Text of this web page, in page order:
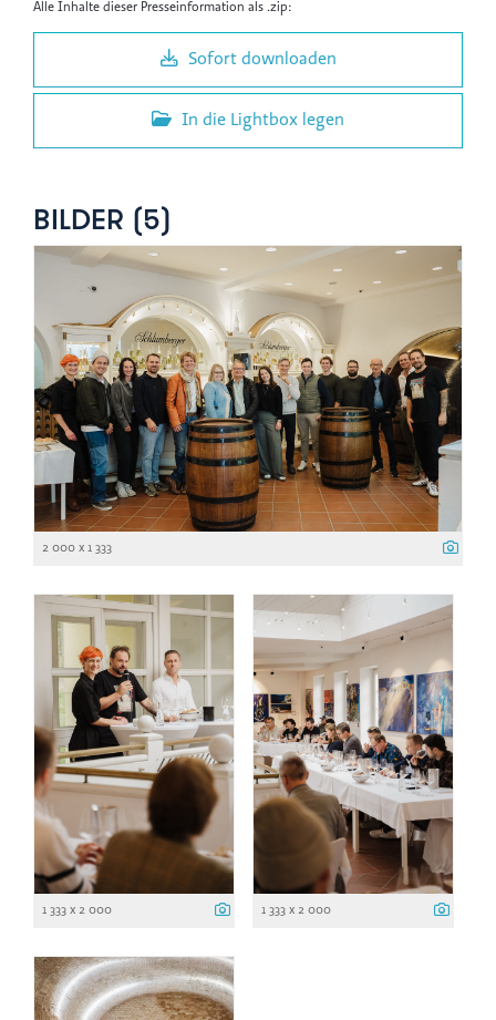
Alle Inhalte dieser Presseinformation als .zip:
Sofort downloaden
In die Lightbox legen
BILDER (5)
2 000 x 1 333
1 333 x 2 000 1 333 x 2 000